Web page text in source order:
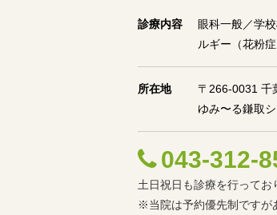
診療内容
眼科一般／学
ルギー（花粉
所在地
〒266-0031 千
ゆみ〜る鎌取
043-312-
土日祝日も診療を行ってお
※当院は予約優先制ですが